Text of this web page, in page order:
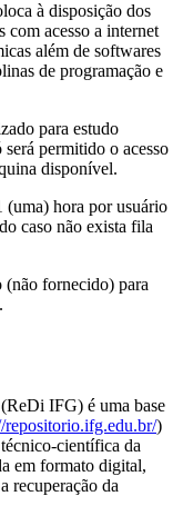
à disposição dos
com acesso a internet
além de softwares
de programação e
para estudo
permitido o acesso
disponível.
(uma) hora por usuário
caso não exista fila
fornecido) para
IFG) é uma base
repositorio.ifg.edu.br/)
científica da
em formato digital,
recuperação da